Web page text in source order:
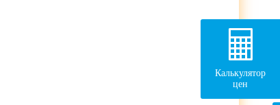
Калькулятор
цен